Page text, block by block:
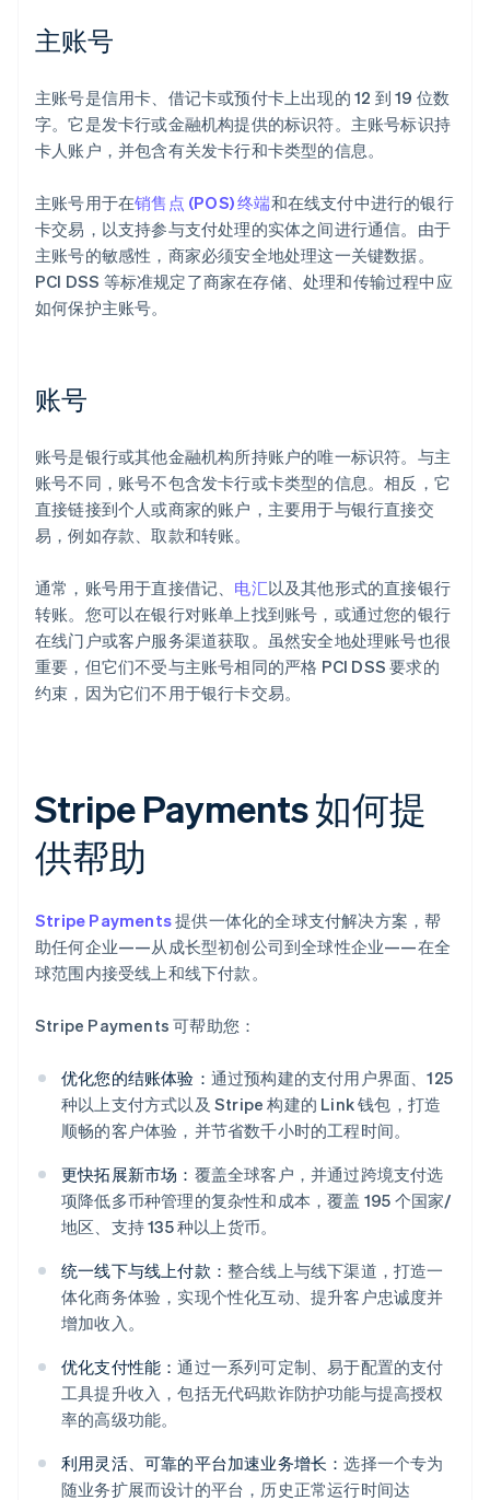
主账号
主账号是信用卡、借记卡或预付卡上出现的 12 到 19 位数
字。它是发卡行或金融机构提供的标识符。主账号标识持
卡人账户，并包含有关发卡行和卡类型的信息。
主账号用于在销售点 (POS) 终端和在线支付中进行的银行
卡交易，以支持参与支付处理的实体之间进行通信。由于
主账号的敏感性，商家必须安全地处理这一关键数据。
PCI DSS 等标准规定了商家在存储、处理和传输过程中应
如何保护主账号。
账号
账号是银行或其他金融机构所持账户的唯一标识符。与主
账号不同，账号不包含发卡行或卡类型的信息。相反，它
直接链接到个人或商家的账户，主要用于与银行直接交
易，例如存款、取款和转账。
通常，账号用于直接借记、 电汇以及其他形式的直接银行
转账。您可以在银行对账单上找到账号，或通过您的银行
在线门户或客户服务渠道获取。虽然安全地处理账号也很
重要，但它们不受与主账号相同的严格 PCI DSS 要求的
约束，因为它们不用于银行卡交易。
Stripe Payments 如何提
供帮助
Stripe Payments提供一体化的全球支付解决方案，帮
助任何企业——从成长型初创公司到全球性企业——在全
球范围内接受线上和线下付款。
Stripe Payments 可帮助您：
优化您的结账体验： 通过预构建的支付用户界面、125
种以上支付方式以及 Stripe 构建的 Link 钱包，打造
顺畅的客户体验，并节省数千小时的工程时间。
更快拓展新市场： 覆盖全球客户，并通过跨境支付选
项降低多币种管理的复杂性和成本，覆盖 195 个国家/
地区、支持 135 种以上货币。
统一线下与线上付款： 整合线上与线下渠道，打造一
体化商务体验，实现个性化互动、提升客户忠诚度并
增加收入。
优化支付性能：通过一系列可定制、易于配置的支付
工具提升收入，包括无代码欺诈防护功能与提高授权
率的高级功能。
利用灵活、可靠的平台加速业务增长：选择一个专为
随业务扩展而设计的平台，历史正常运行时间达
阿联酋
English
爱尔兰
爱沙尼亚
English